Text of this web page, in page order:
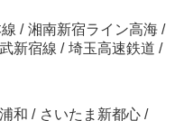
/ 湘南新宿ライン高海 /
新宿線 / 埼玉高速鉄道 /
和 / さいたま新都心 /